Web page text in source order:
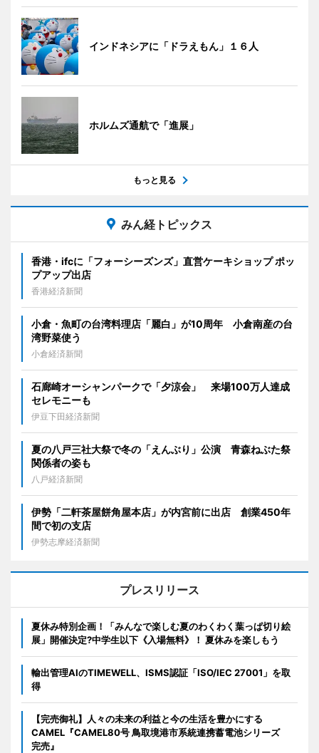
インドネシアに「ドラえもん」１６人
ホルムズ通航で「進展」
もっと見る
みん経トピックス
香港・ifcに「フォーシーズンズ」直営ケーキショップ ポッ
プアップ出店
香港経済新聞
小倉・魚町の台湾料理店「麗白」が10周年 小倉南産の台
湾野菜使う
小倉経済新聞
石廊崎オーシャンパークで「夕涼会」 来場100万人達成
セレモニーも
伊豆下田経済新聞
夏の八戸三社大祭で冬の「えんぶり」公演 青森ねぶた祭
関係者の姿も
八戸経済新聞
伊勢「二軒茶屋餅角屋本店」が内宮前に出店 創業450年
間で初の支店
伊勢志摩経済新聞
プレスリリース
夏休み特別企画！「みんなで楽しむ夏のわくわく葉っぱ切り絵
展」開催決定?中学生以下《入場無料》！ 夏休みを楽しもう
輸出管理AIのTIMEWELL、ISMS認証「ISO/IEC 27001」を取
得
【完売御礼】人々の未来の利益と今の生活を豊かにする
CAMEL『CAMEL80号 鳥取境港市系統連携蓄電池シリーズ
完売』